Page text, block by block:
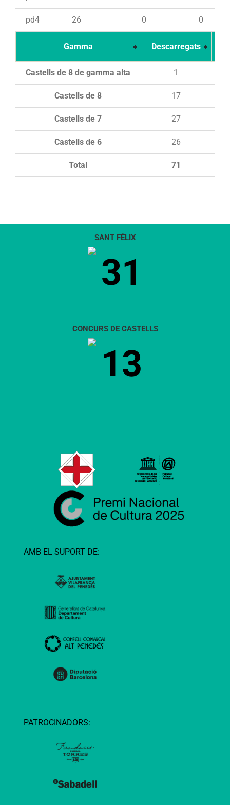
pd4 26 0 0
Gamma Descarregats
Total 71
Castells de 8 de gamma alta 1
Castells de 8 17
Castells de 7 27
Castells de 6 26
SANT FÈLIX
31
CONCURS DE CASTELLS
13
AMB EL SUPORT DE:
PATROCINADORS: